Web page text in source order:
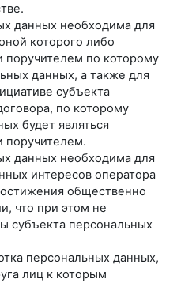
данных необходима для
которого либо
поручителем по которому
данных, а также для
субъекта
по которому
будет являться
поручителем.
данных необходима для
интересов оператора
общественно
что при этом не
субъекта персональных
персональных данных,
лиц к которым